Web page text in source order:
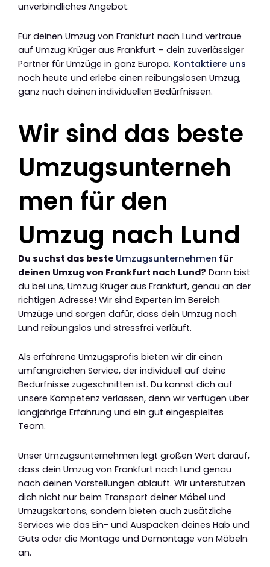
unverbindliches Angebot.
Für deinen Umzug von Frankfurt nach Lund vertraue
auf Umzug Krüger aus Frankfurt – dein zuverlässiger
Partner für Umzüge in ganz Europa. Kontaktiere uns
noch heute und erlebe einen reibungslosen Umzug,
ganz nach deinen individuellen Bedürfnissen.
Wir sind das beste
Umzugsunterneh
men für den
Umzug nach Lund
Du suchst das beste Umzugsunternehmen für
deinen Umzug von Frankfurt nach Lund? Dann bist
du bei uns, Umzug Krüger aus Frankfurt, genau an der
richtigen Adresse! Wir sind Experten im Bereich
Umzüge und sorgen dafür, dass dein Umzug nach
Lund reibungslos und stressfrei verläuft.
Als erfahrene Umzugsprofis bieten wir dir einen
umfangreichen Service, der individuell auf deine
Bedürfnisse zugeschnitten ist. Du kannst dich auf
unsere Kompetenz verlassen, denn wir verfügen über
langjährige Erfahrung und ein gut eingespieltes
Team.
Unser Umzugsunternehmen legt großen Wert darauf,
dass dein Umzug von Frankfurt nach Lund genau
nach deinen Vorstellungen abläuft. Wir unterstützen
dich nicht nur beim Transport deiner Möbel und
Umzugskartons, sondern bieten auch zusätzliche
Services wie das Ein- und Auspacken deines Hab und
Guts oder die Montage und Demontage von Möbeln
an.